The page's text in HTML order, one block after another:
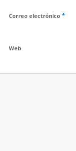
Correo electrónico *
Web